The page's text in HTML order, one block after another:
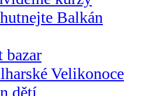
Balkán
bazar
Velikonoce